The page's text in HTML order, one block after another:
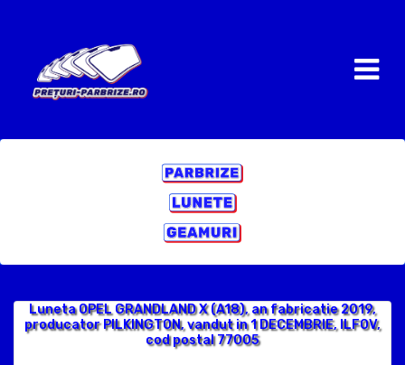
Luneta OPEL GRANDLAND X (A18), an fabricatie 2019,
producator PILKINGTON, vandut in 1 DECEMBRIE, ILFOV,
cod postal 77005